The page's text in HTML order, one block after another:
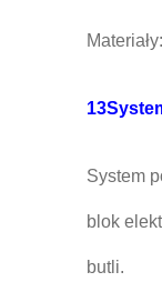
System
blok
butli.